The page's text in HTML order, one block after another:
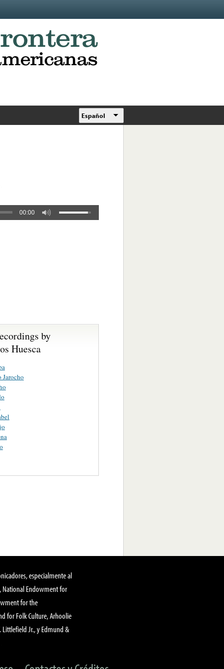
Español
00:00
by
Huesca
Jarocho
especialmente al
National Endowment for
for the
for Folk Culture, Arhoolie
Littlefield Jr., y Edmund &